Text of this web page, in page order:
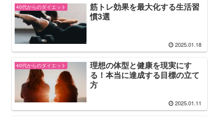
40代からのダイエット
筋トレ効果を最大化する生活習
慣3選
2025.01.18
40代からのダイエット
理想の体型と健康を現実にす
る！本当に達成する目標の立て
方
2025.01.11